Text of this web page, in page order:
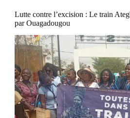
Lutte contre l’excision : Le train
par Ouagadougou